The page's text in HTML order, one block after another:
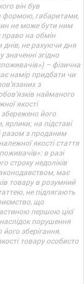
він був
формою, габаритами,
не може бути ним
на обмін
днів, не рахуючи дня
згідно
– фізична
намір придбати чи
з
найманого
якості
його
ярлики; на підставі
разом з проданим
якості стаття
в разі
строку недоліків
має
товару в розумний
не підлягають
що
першою цієї
порушення
зберігання.
товару особисто